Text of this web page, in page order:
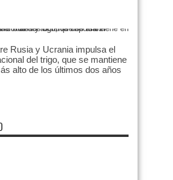
Rusia y Ucrania impulsa el
del trigo, que se mantiene
alto de los últimos dos años